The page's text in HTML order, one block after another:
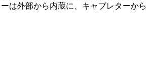
は外部から内蔵に、キャブレターから